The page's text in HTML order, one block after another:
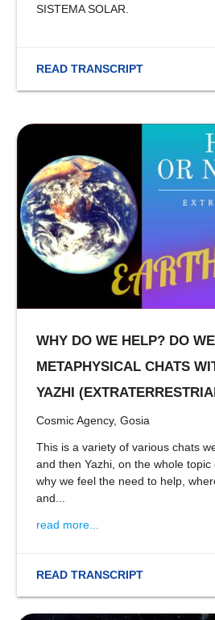
SISTEMA SOLAR.
READ TRANSCRIPT
WHY DO WE HELP? DO
METAPHYSICAL CHATS
YAZHI
Cosmic Agency, Gosia
This is a variety of various chats
and then Yazhi, on the whole topic
why we feel the need to help,
and...
read more...
READ TRANSCRIPT